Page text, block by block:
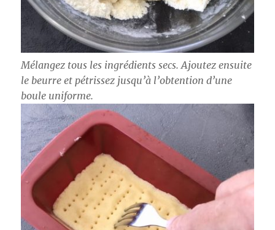
Mélangez tous les ingrédients secs. Ajoutez ensuite
le beurre et pétrissez jusqu’à l’obtention d’une
boule uniforme.